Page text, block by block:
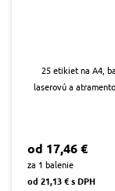
25 etikiet na A4,
laserovú a
od 17,46 €
za 1 balenie
od 21,13 € s DPH